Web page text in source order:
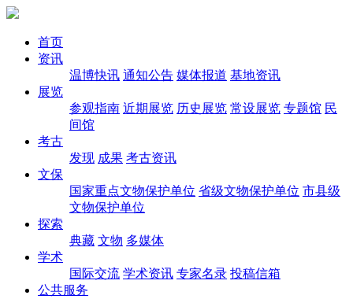
首页
资讯
温博快讯 通知公告 媒体报道 基地资讯
展览
参观指南 近期展览 历史展览 常设展览 专题馆 民
间馆
考古
发现 成果 考古资讯
文保
国家重点文物保护单位 省级文物保护单位 市县级
文物保护单位
探索
典藏 文物 多媒体
学术
国际交流 学术资讯 专家名录 投稿信箱
公共服务